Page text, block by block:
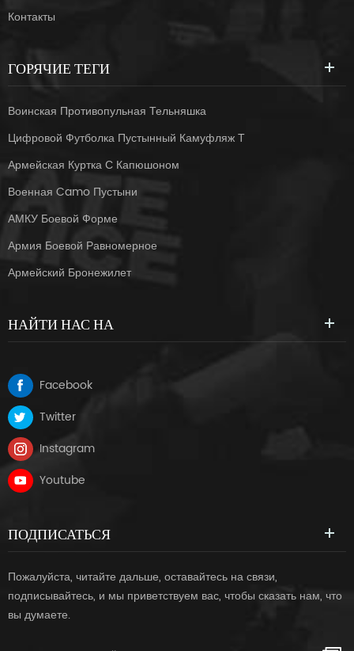
Контакты
ГОРЯЧИЕ ТЕГИ
Воинская Противопульная Тельняшка
Цифровой Футболка Пустынный Камуфляж Т
Армейская Куртка С Капюшоном
Военная Camo Пустыни
АМКУ Боевой Форме
Армия Боевой Равномерное
Армейский Бронежилет
НАЙТИ НАС НА
Facebook
Twitter
Instagram
Youtube
ПОДПИСАТЬСЯ
Пожалуйста, читайте дальше, оставайтесь на связи,
подписывайтесь, и мы приветствуем вас, чтобы сказать нам, что
вы думаете.